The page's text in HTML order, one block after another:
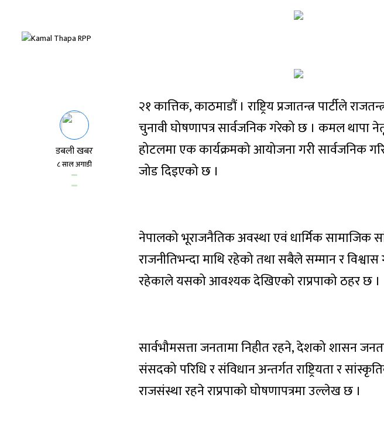
डबली खबर
८ साल अगाडी
२१ कात्तिक, काठमाडौं । राष्ट्रिय प्रजातन्त्र पार्टीले
चुनावी घोषणापत्र सार्वजनिक गरेको छ । कमल थापा
होटलमा एक कार्यक्रमको आयोजना गरी सार्वजनिक
जोड दिइएको छ ।
नेपालको भूराजनैतिक अवस्था एवं धार्मिक सामाजिक
राजनीतिभन्दा माथि रहेको तथा सबैले सम्मान र
रहेकाले यसको आवश्यक देखिएको राप्रपाको ठहर छ ।
सार्वभौमसत्ता जनतामा निहीत रहने, देशको शासन
संसदको परिधि र संविधान अन्तर्गत राष्ट्रियता र
राजसंस्था रहने राप्रपाको घोषणापत्रमा उल्लेख छ ।